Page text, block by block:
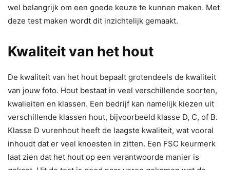
wel belangrijk om een goede keuze te kunnen maken. Met
deze test maken wordt dit inzichtelijk gemaakt.
Kwaliteit van het hout
De kwaliteit van het hout bepaalt grotendeels de kwaliteit
van jouw foto. Hout bestaat in veel verschillende soorten,
kwalieiten en klassen. Een bedrijf kan namelijk kiezen uit
verschillende klassen hout, bijvoorbeeld klasse D, C, of B.
Klasse D vurenhout heeft de laagste kwaliteit, wat vooral
inhoudt dat er veel knoesten in zitten. Een FSC keurmerk
laat zien dat het hout op een verantwoorde manier is